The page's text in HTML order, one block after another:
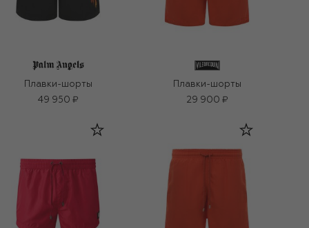
Плавки-шорты
49 950 ₽
Плавки-шорты
29 900 ₽